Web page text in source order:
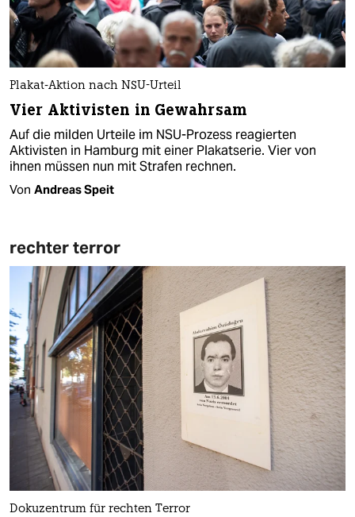
Plakat-Aktion nach NSU-Urteil
Vier Aktivisten in Gewahrsam
Auf die milden Urteile im NSU-Prozess reagierten
Aktivisten in Hamburg mit einer Plakatserie. Vier von
ihnen müssen nun mit Strafen rechnen.
Von Andreas Speit
rechter terror
Dokuzentrum für rechten Terror